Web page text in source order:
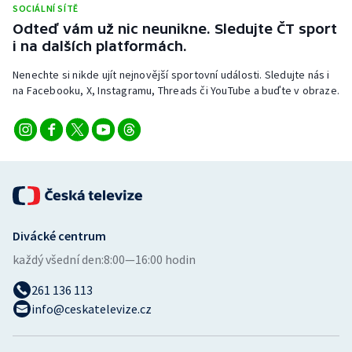
Stolní tenis
Triatlon
Veslování
Vodní slalom
Volejbal
Ostatní
SOCIÁLNÍ SÍTĚ
Odteď vám už nic neunikne. Sledujte ČT sport
i na dalších platformách.
Nenechte si nikde ujít nejnovější sportovní události. Sledujte nás i
na Facebooku, X, Instagramu, Threads či YouTube a buďte v obraze.
Divácké centrum
každý všední den:8:00—16:00 hodin
261 136 113
info@ceskatelevize.cz